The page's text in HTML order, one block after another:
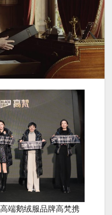
端鹅绒服品牌高梵携